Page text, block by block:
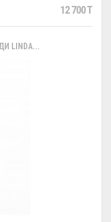
12 700 T
LINDA...